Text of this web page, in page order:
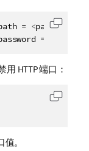
= <
=
复制代
HTTP 端口：
复制代
。